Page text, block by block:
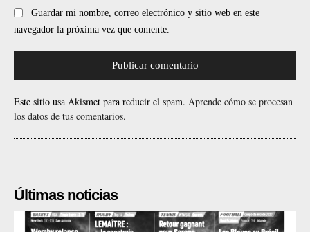
Guardar mi nombre, correo electrónico y sitio web en este
navegador la próxima vez que comente.
Este sitio usa Akismet para reducir el spam. Aprende cómo se procesan
los datos de tus comentarios.
Últimas noticias